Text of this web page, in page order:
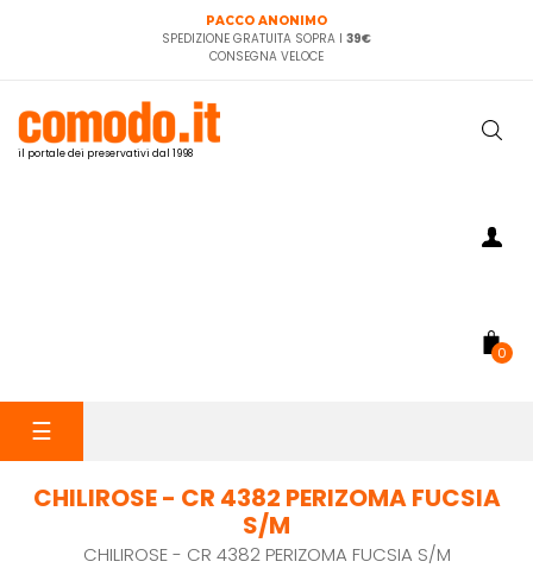
PACCO ANONIMO
SPEDIZIONE GRATUITA SOPRA I 39€
CONSEGNA VELOCE
il portale dei preservativi dal 1998
0
navigazione
☰
CHILIROSE - CR 4382 PERIZOMA FUCSIA
S/M
CHILIROSE - CR 4382 PERIZOMA FUCSIA S/M